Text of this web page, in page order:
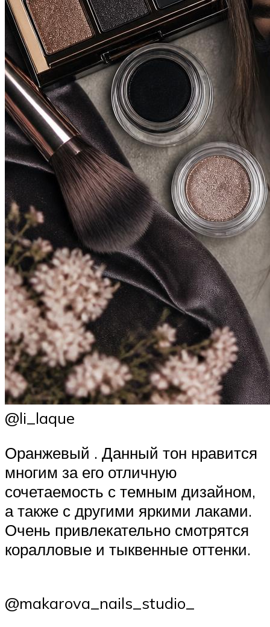
@li_laque
Оранжевый . Данный тон нравится
многим за его отличную
сочетаемость с темным дизайном,
а также с другими яркими лаками.
Очень привлекательно смотрятся
коралловые и тыквенные оттенки.
@makarova_nails_studio_